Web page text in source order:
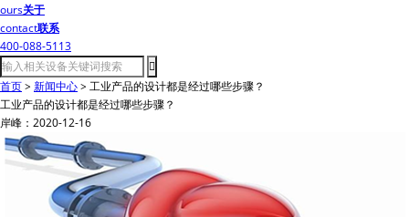
ours关于
contact联系
400-088-5113
首页> 新闻中心> 工业产品的设计都是经过哪些步骤？
工业产品的设计都是经过哪些步骤？
岸峰：2020-12-16